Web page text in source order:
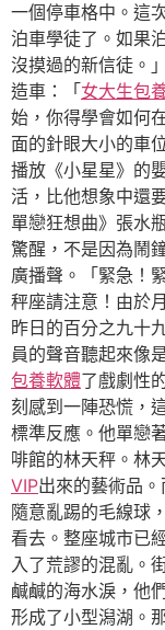
一個停車格中。這
泊車學徒了。如果
沒摸過的新信徒。
造車：「 女大生包
始，你得學會如何
面的針眼大小的車
播放《小星星》的
活，比他想象中還
單戀狂想曲》張水
驚醒，不是因為鬧
廣播聲。「緊急！
秤座請注意！由於
昨日的百分之九十
員的聲音聽起來像
包養軟體了戲劇性
刻感到一陣恐慌，
標準反應。他單戀
啡館的林天秤。林
VIP出來的藝術品
隨意亂踢的毛線球
看去。整座城市已
入了荒謬的混亂。
鹹鹹的海水淚，他
形成了小型潟湖。